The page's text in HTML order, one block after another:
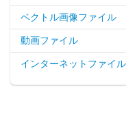
ベクトル画像ファイル
動画ファイル
インターネットファイル